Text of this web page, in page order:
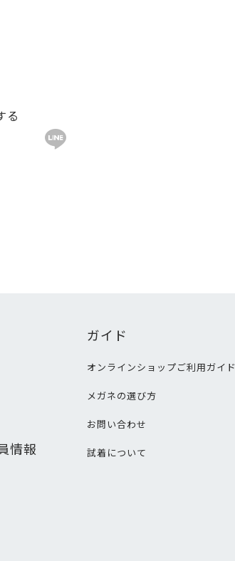
る
情報
ガイド
オンラインショップご利用ガイド
メガネの選び方
お問い合わせ
試着について